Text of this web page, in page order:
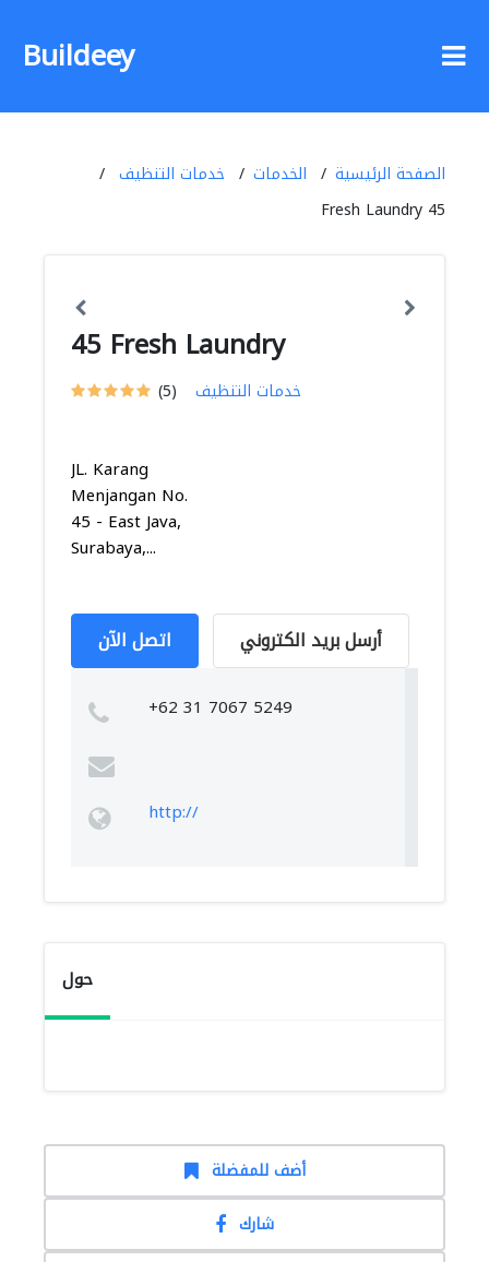
Buildeey
الصفحة الرئيسية الخدمات
خدمات التنظيف
45 Fresh Laundry
45 Fresh Laundry
(5) خدمات التنظيف
JL. Karang
Menjangan No.
45 - East Java,
Surabaya,...
اتصل الآن أرسل بريد الكتروني
+62 31 7067 5249
http://
حول
أضف للمفضلة
شارك